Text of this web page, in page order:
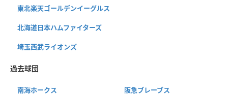
東北楽天ゴールデンイーグルス
北海道日本ハムファイターズ
埼玉西武ライオンズ
過去球団
南海ホークス 阪急ブレーブス